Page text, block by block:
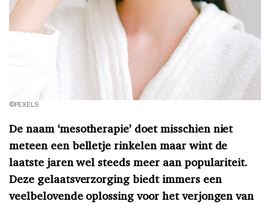
©PEXELS
De naam ‘mesotherapie’ doet misschien niet
meteen een belletje rinkelen maar wint de
laatste jaren wel steeds meer aan populariteit.
Deze gelaatsverzorging biedt immers een
veelbelovende oplossing voor het verjongen van